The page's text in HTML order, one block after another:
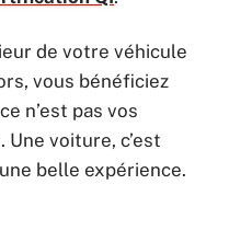
de votre véhicule
vous bénéficiez
n’est pas vos
voiture, c’est
belle expérience.